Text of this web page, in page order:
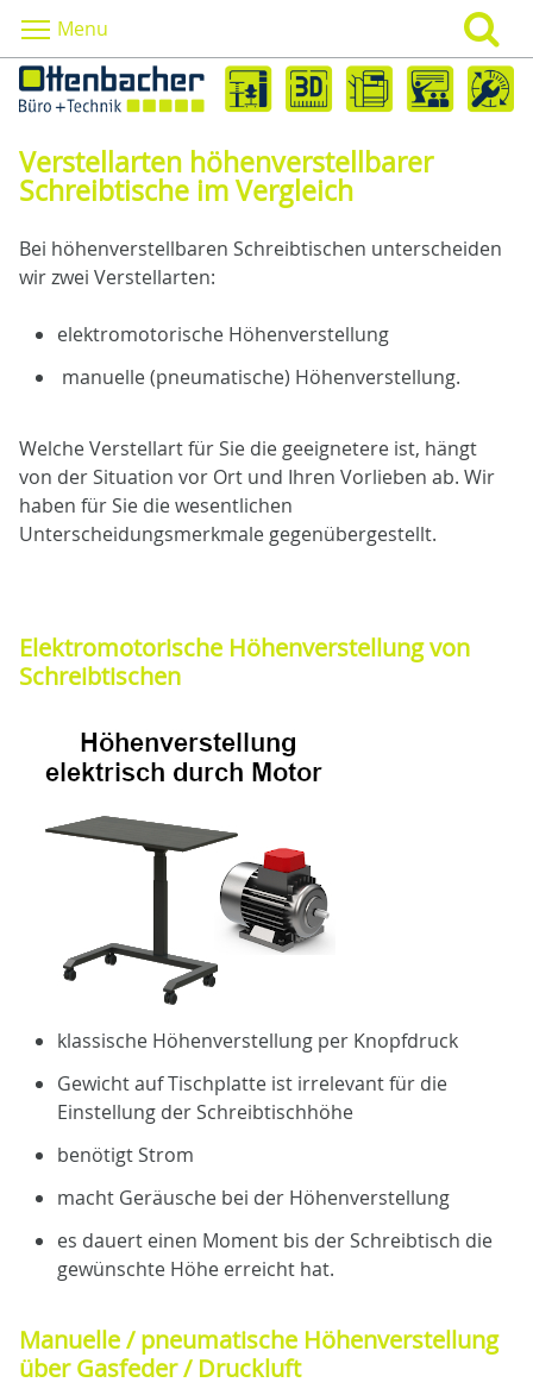
Menu
Verstellarten höhenverstellbarer
Schreibtische im Vergleich
Bei höhenverstellbaren Schreibtischen unterscheiden
wir zwei Verstellarten:
elektromotorische Höhenverstellung
manuelle (pneumatische) Höhenverstellung.
Welche Verstellart für Sie die geeignetere ist, hängt
von der Situation vor Ort und Ihren Vorlieben ab. Wir
haben für Sie die wesentlichen
Unterscheidungsmerkmale gegenübergestellt.
Elektromotorische Höhenverstellung von
Schreibtischen
klassische Höhenverstellung per Knopfdruck
Gewicht auf Tischplatte ist irrelevant für die
Einstellung der Schreibtischhöhe
benötigt Strom
macht Geräusche bei der Höhenverstellung
es dauert einen Moment bis der Schreibtisch die
gewünschte Höhe erreicht hat.
Manuelle / pneumatische Höhenverstellung
über Gasfeder / Druckluft